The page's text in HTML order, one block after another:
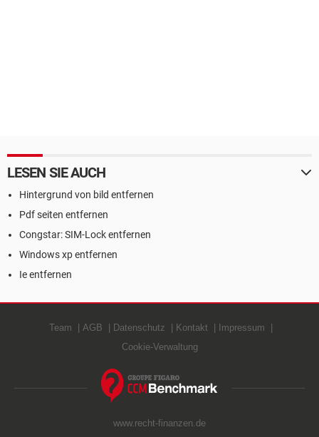
LESEN SIE AUCH
Hintergrund von bild entfernen
Pdf seiten entfernen
Congstar: SIM-Lock entfernen
Windows xp entfernen
Ie entfernen
Team AGB Datenschutz Kontakt
Impressum
Cookie-Verwaltung
www.recht-finanzen.de